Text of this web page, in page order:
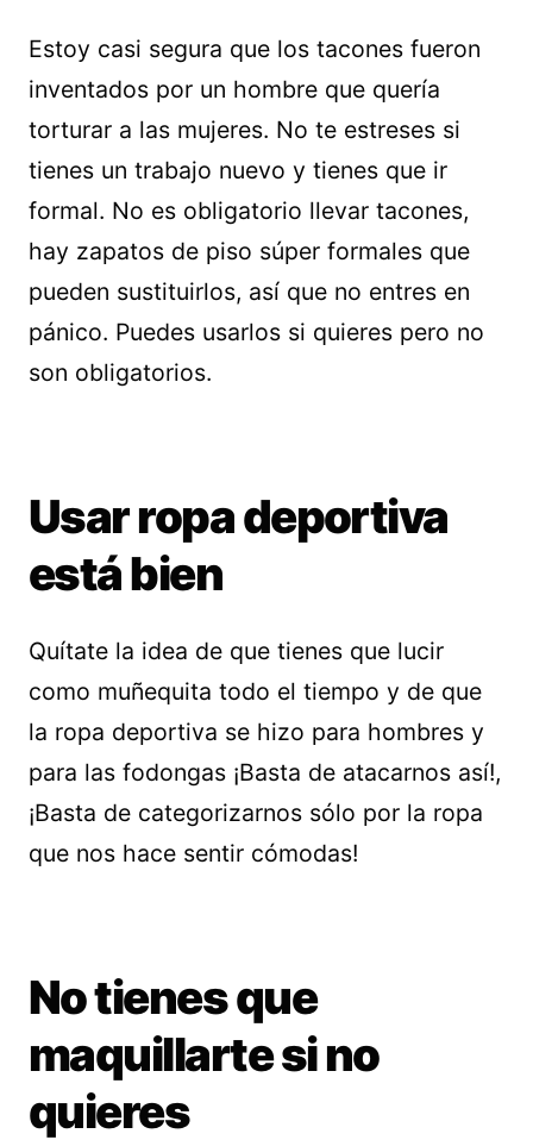
Estoy casi segura que los tacones fueron
inventados por un hombre que quería
torturar a las mujeres. No te estreses si
tienes un trabajo nuevo y tienes que ir
formal. No es obligatorio llevar tacones,
hay zapatos de piso súper formales que
pueden sustituirlos, así que no entres en
pánico. Puedes usarlos si quieres pero no
son obligatorios.
Usar ropa deportiva
está bien
Quítate la idea de que tienes que lucir
como muñequita todo el tiempo y de que
la ropa deportiva se hizo para hombres y
para las fodongas ¡Basta de atacarnos así!,
¡Basta de categorizarnos sólo por la ropa
que nos hace sentir cómodas!
No tienes que
maquillarte si no
quieres